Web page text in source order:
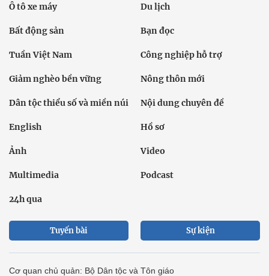
Ô tô xe máy Du lịch
Bất động sản Bạn đọc
Tuần Việt Nam Công nghiệp hỗ trợ
Giảm nghèo bền vững Nông thôn mới
Dân tộc thiểu số và miền núi Nội dung chuyên đề
English Hồ sơ
Ảnh Video
Multimedia Podcast
24h qua
Tuyến bài Sự kiện
Cơ quan chủ quản: Bộ Dân tộc và Tôn giáo